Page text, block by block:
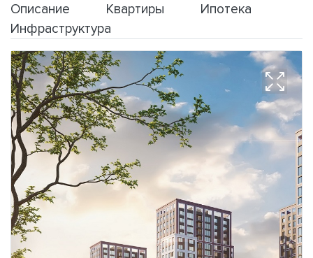
Описание Квартиры
Ипотека
Инфраструктура